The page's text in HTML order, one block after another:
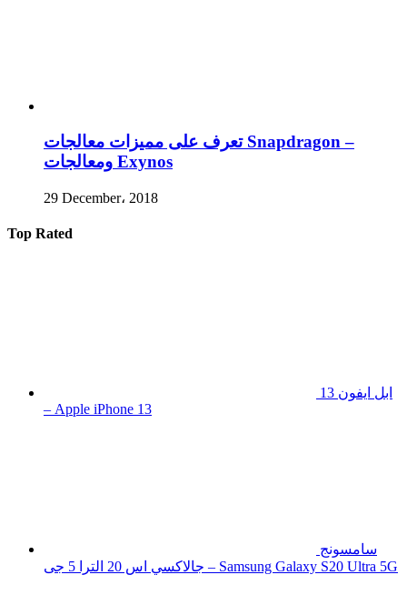
تعرف على مميزات معالجات Snapdragon –
ومعالجات Exynos
29 December، 2018
Top Rated
ابل ايفون 13
– Apple iPhone 13
سامسونج
جالاكسي اس 20 الترا 5 جى – Samsung Galaxy S20 Ultra 5G